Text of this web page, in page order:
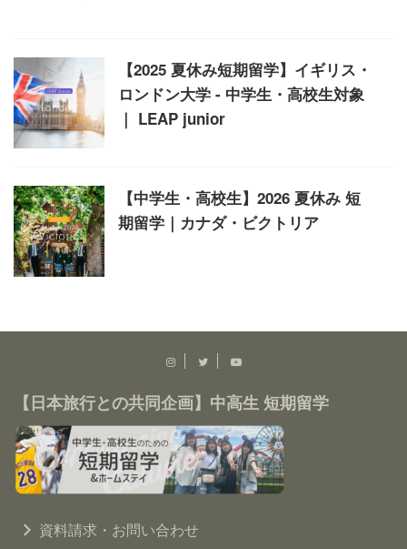
【2025 夏休み短期留学】イギリス・
ロンドン大学 - 中学生・高校生対象
｜ LEAP junior
【中学生・高校生】2026 夏休み 短
期留学｜カナダ・ビクトリア
【日本旅行との共同企画】中高生 短期留学
資料請求・お問い合わせ